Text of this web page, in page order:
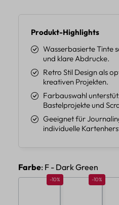
Produkt-Highlights
Wasserbasierte Tinte
und klare Abdrucke.
Retro Stil Design als
kreativen Projekten.
Farbauswahl
Bastelprojekte und
Geeignet für
individuelle
Farbeauswählen
: F - Dark Green
Rabatt 10%
-10% Rabatt 10%
-10%